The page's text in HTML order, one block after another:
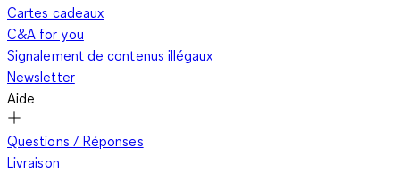
Cartes cadeaux
C&A for you
Signalement de contenus illégaux
Newsletter
Aide
Questions / Réponses
Livraison